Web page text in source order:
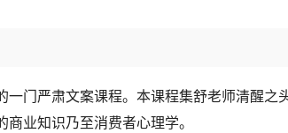
一门严肃文案课程。本课程集舒老师清醒
业知识乃至消费者心理学。